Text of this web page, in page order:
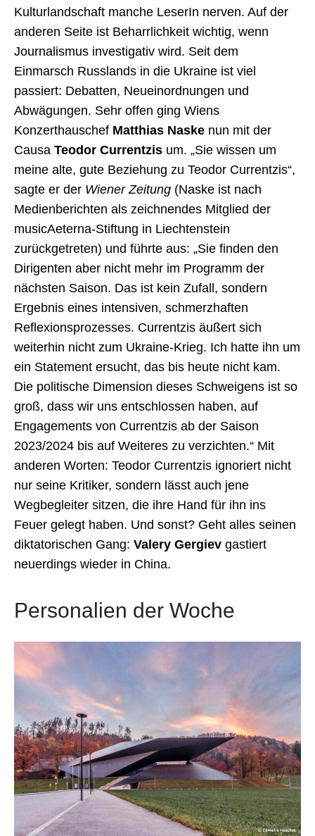
Kulturlandschaft manche LeserIn nerven. Auf der
anderen Seite ist Beharrlichkeit wichtig, wenn
Journalismus investigativ wird. Seit dem
Einmarsch Russlands in die Ukraine ist viel
passiert: Debatten, Neueinordnungen und
Abwägungen. Sehr offen ging Wiens
Konzerthauschef Matthias Naske nun mit der
Causa Teodor Currentzis um. „Sie wissen um
meine alte, gute Beziehung zu Teodor Currentzis“,
sagte er der Wiener Zeitung (Naske ist nach
Medienberichten als zeichnendes Mitglied der
musicAeterna-Stiftung in Liechtenstein
zurückgetreten) und führte aus: „Sie finden den
Dirigenten aber nicht mehr im Programm der
nächsten Saison. Das ist kein Zufall, sondern
Ergebnis eines intensiven, schmerzhaften
Reflexionsprozesses. Currentzis äußert sich
weiterhin nicht zum Ukraine-Krieg. Ich hatte ihn um
ein Statement ersucht, das bis heute nicht kam.
Die politische Dimension dieses Schweigens ist so
groß, dass wir uns entschlossen haben, auf
Engagements von Currentzis ab der Saison
2023/2024 bis auf Weiteres zu verzichten.“ Mit
anderen Worten: Teodor Currentzis ignoriert nicht
nur seine Kritiker, sondern lässt auch jene
Wegbegleiter sitzen, die ihre Hand für ihn ins
Feuer gelegt haben. Und sonst? Geht alles seinen
diktatorischen Gang: Valery Gergiev gastiert
neuerdings wieder in China.
Personalien der Woche